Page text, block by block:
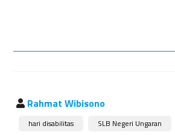
Rahmat Wibisono
hari disabilitas SLB Negeri Ungaran